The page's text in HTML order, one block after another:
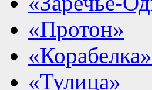
«Протон»
«Корабелка»
«Тулица»